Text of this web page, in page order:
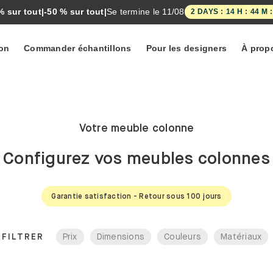
Sale|-50 % sur tout| Se termine le 11/08 2 DAYS: 14 H : 43
Commander échantillons Pour les designers À
Tous les
Canapés
d'angle
deux places
Fauteuils
Poufs de
Coussins
utilisateurs
Valeurs
Votre meuble colonne
Configurez vos meubles colonnes
Garantie satisfaction - Retour sous 100 jours
FILTRER Prix Dimensions Couleurs Matériaux